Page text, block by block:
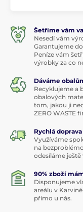
Šetříme vám
Nesedí vám
Garantujeme
Peníze vám
výrobky za co
Dáváme
Recyklujeme a
obalových
tom, jakou ji
ZERO WASTE
Rychlá
Využíváme
na
odesíláme
90% zboží
Disponujeme
areálu v
přímo u nás.